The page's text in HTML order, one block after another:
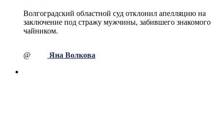
Волгоградский областной суд отклонил апелляцию на
заключение под стражу мужчины, забившего знакомого
чайником.
@ Яна Волкова